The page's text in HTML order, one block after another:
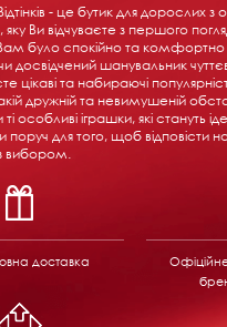
- це бутик для дорослих
Ви відчуваєте з першого
було спокійно та комфортно
досвідчений шанувальник
цікаві та набираючі
дружній та невимушеній
ті особливі іграшки, які
для того, щоб відповісти
вибором.
доставка